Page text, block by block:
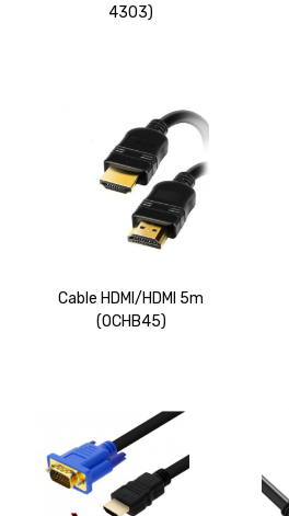
4303)
Cable HDMI/HDMI 5m
(OCHB45)